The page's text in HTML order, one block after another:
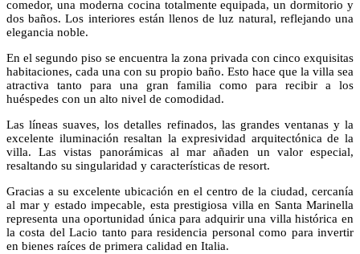
comedor, una moderna cocina totalmente equipada, un dormitorio y
dos baños. Los interiores están llenos de luz natural, reflejando una
elegancia noble.
En el segundo piso se encuentra la zona privada con cinco exquisitas
habitaciones, cada una con su propio baño. Esto hace que la villa sea
atractiva tanto para una gran familia como para recibir a los
huéspedes con un alto nivel de comodidad.
Las líneas suaves, los detalles refinados, las grandes ventanas y la
excelente iluminación resaltan la expresividad arquitectónica de la
villa. Las vistas panorámicas al mar añaden un valor especial,
resaltando su singularidad y características de resort.
Gracias a su excelente ubicación en el centro de la ciudad, cercanía
al mar y estado impecable, esta prestigiosa villa en Santa Marinella
representa una oportunidad única para adquirir una villa histórica en
la costa del Lacio tanto para residencia personal como para invertir
en bienes raíces de primera calidad en Italia.